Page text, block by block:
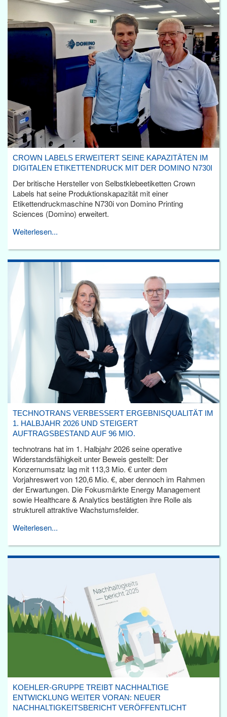
CROWN LABELS ERWEITERT SEINE KAPAZITÄTEN IM
DIGITALEN ETIKETTENDRUCK MIT DER DOMINO N730I
Der britische Hersteller von Selbstklebeetiketten Crown
Labels hat seine Produktionskapazität mit einer
Etikettendruckmaschine N730i von Domino Printing
Sciences (Domino) erweitert.
Weiterlesen...
TECHNOTRANS VERBESSERT ERGEBNISQUALITÄT IM
1. HALBJAHR 2026 UND STEIGERT
AUFTRAGSBESTAND AUF 96 MIO.
technotrans hat im 1. Halbjahr 2026 seine operative
Widerstandsfähigkeit unter Beweis gestellt: Der
Konzernumsatz lag mit 113,3 Mio. € unter dem
Vorjahreswert von 120,6 Mio. €, aber dennoch im Rahmen
der Erwartungen. Die Fokusmärkte Energy Management
sowie Healthcare & Analytics bestätigten ihre Rolle als
strukturell attraktive Wachstumsfelder.
Weiterlesen...
KOEHLER-GRUPPE TREIBT NACHHALTIGE
ENTWICKLUNG WEITER VORAN: NEUER
NACHHALTIGKEITSBERICHT VERÖFFENTLICHT